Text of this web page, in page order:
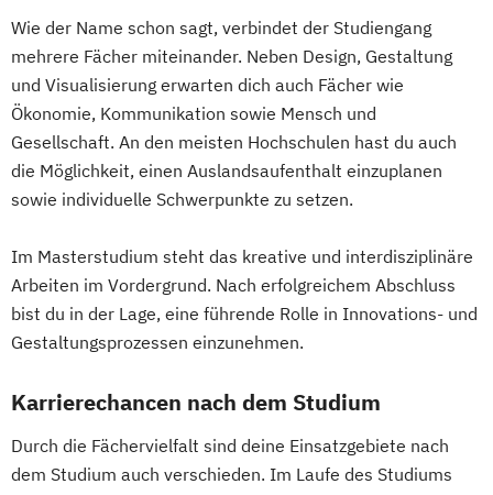
Wie der Name schon sagt, verbindet der Studiengang
mehrere Fächer miteinander. Neben Design, Gestaltung
und Visualisierung erwarten dich auch Fächer wie
Ökonomie, Kommunikation sowie Mensch und
Gesellschaft. An den meisten Hochschulen hast du auch
die Möglichkeit, einen Auslandsaufenthalt einzuplanen
sowie individuelle Schwerpunkte zu setzen.
Im Masterstudium steht das kreative und interdisziplinäre
Arbeiten im Vordergrund. Nach erfolgreichem Abschluss
bist du in der Lage, eine führende Rolle in Innovations- und
Gestaltungsprozessen einzunehmen.
Karrierechancen nach dem Studium
Durch die Fächervielfalt sind deine Einsatzgebiete nach
dem Studium auch verschieden. Im Laufe des Studiums